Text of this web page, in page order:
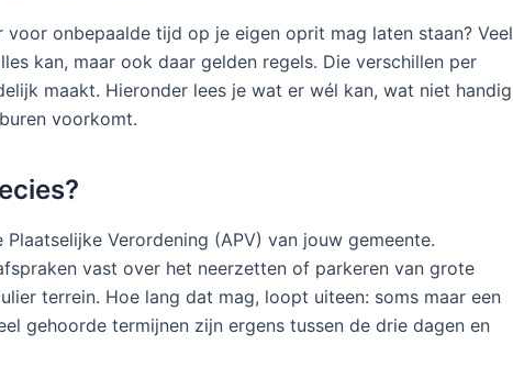
onbepaalde tijd op je eigen oprit mag laten staan? Veel
kan, maar ook daar gelden regels. Die verschillen per
maakt. Hieronder lees je wat er wél kan, wat niet handig
voorkomt.
Verordening (APV) van jouw gemeente.
vast over het neerzetten of parkeren van grote
terrein. Hoe lang dat mag, loopt uiteen: soms maar een
gehoorde termijnen zijn ergens tussen de drie dagen en